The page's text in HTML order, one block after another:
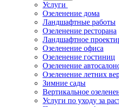
Услуги
Озеленение дома
Ландшафтные работы
Озеленение ресторана
Ландшафтное
Озеленение офиса
Озеленение гостиниц
Озеленение
Озеленение летних
Зимние сады
Вертикальное
Услуги по уходу за